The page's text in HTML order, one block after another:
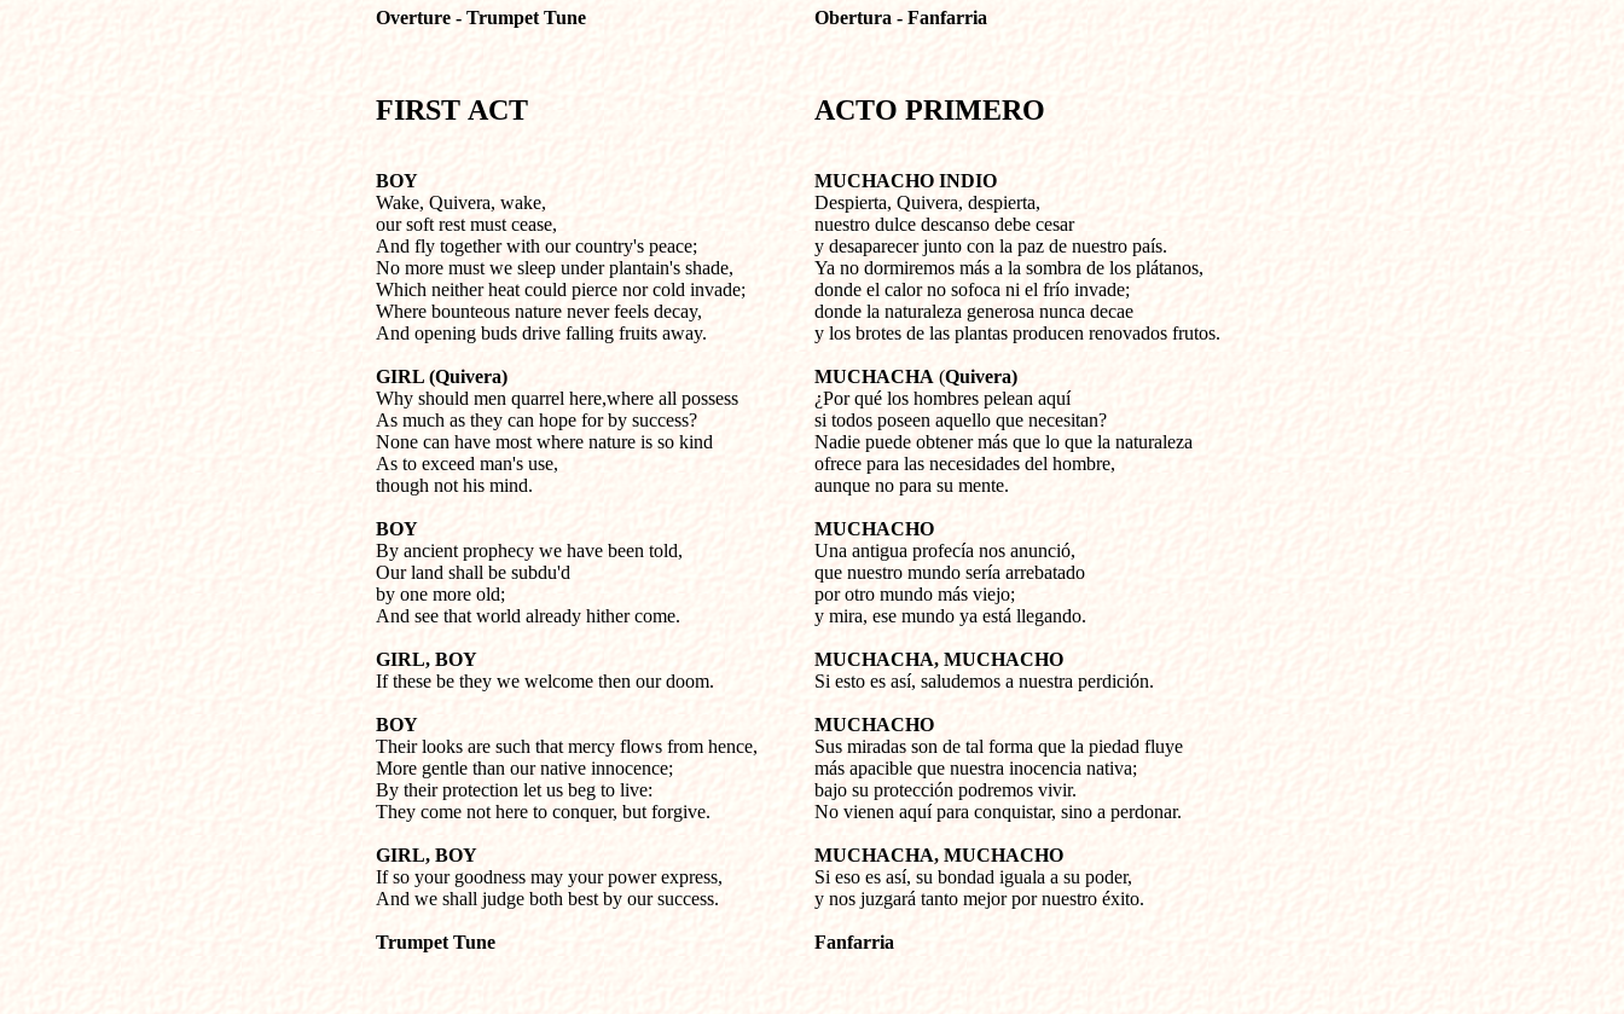
Overture - Trumpet Tune
FIRST ACT
BOY
Wake, Quivera, wake,
our soft rest must cease,
And fly together with our country's peace;
No more must we sleep under plantain's shade,
Which neither heat could pierce nor cold invade;
Where bounteous nature never feels decay,
And opening buds drive falling fruits away.
GIRL (Quivera)
Why should men quarrel here,where all possess
As much as they can hope for by success?
None can have most where nature is so kind
As to exceed man's use,
though not his mind.
BOY
By ancient prophecy we have been told,
Our land shall be subdu'd
by one more old;
And see that world already hither come.
GIRL, BOY
If these be they we welcome then our doom.
BOY
Their looks are such that mercy flows from hence,
More gentle than our native innocence;
By their protection let us beg to live:
They come not here to conquer, but forgive.
GIRL, BOY
If so your goodness may your power express,
And we shall judge both best by our success.
Trumpet Tune
Obertura - Fanfarria
ACTO PRIMERO
MUCHACHO INDIO
Despierta, Quivera, despierta,
nuestro dulce descanso debe cesar
y desaparecer junto con la paz de nuestro país.
Ya no dormiremos más a la sombra de los plátanos,
donde el calor no sofoca ni el frío invade;
donde la naturaleza generosa nunca decae
y los brotes de las plantas producen renovados frutos.
MUCHACHA (Quivera)
¿Por qué los hombres pelean aquí
si todos poseen aquello que necesitan?
Nadie puede obtener más que lo que la naturaleza
ofrece para las necesidades del hombre,
aunque no para su mente.
MUCHACHO
Una antigua profecía nos anunció,
que nuestro mundo sería arrebatado
por otro mundo más viejo;
y mira, ese mundo ya está llegando.
MUCHACHA, MUCHACHO
Si esto es así, saludemos a nuestra perdición.
MUCHACHO
Sus miradas son de tal forma que la piedad fluye
más apacible que nuestra inocencia nativa;
bajo su protección podremos vivir.
No vienen aquí para conquistar, sino a perdonar.
MUCHACHA, MUCHACHO
Si eso es así, su bondad iguala a su poder,
y nos juzgará tanto mejor por nuestro éxito.
Fanfarria